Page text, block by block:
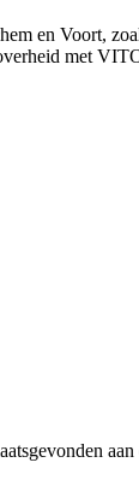
en Voort,
met